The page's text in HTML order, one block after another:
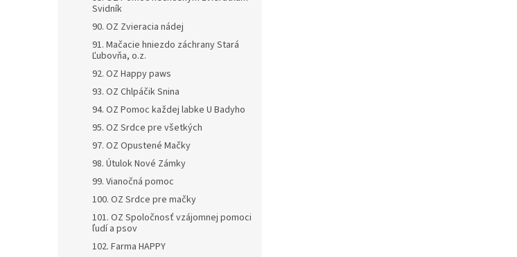
Svidník
90. OZ Zvieracia nádej
91. Mačacie hniezdo záchrany Stará
Ľubovňa, o.z.
92. OZ Happy paws
93. OZ Chlpáčik Snina
94. OZ Pomoc každej labke U Badyho
95. OZ Srdce pre všetkých
97. OZ Opustené Mačky
98. Útulok Nové Zámky
99. Vianočná pomoc
100. OZ Srdce pre mačky
101. OZ Spoločnosť vzájomnej pomoci
ľudí a psov
102. Farma HAPPY